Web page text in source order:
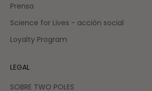
Prensa
Science for Lives - acción social
Loyalty Program
LEGAL
SOBRE TWO POLES